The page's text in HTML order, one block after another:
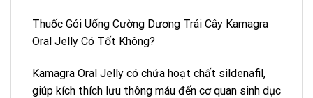
Thuốc Gói Uống Cường Dương Trái Cây Kamagra
Oral Jelly Có Tốt Không?
Kamagra Oral Jelly có chứa hoạt chất sildenafil,
giúp kích thích lưu thông máu đến cơ quan sinh dục